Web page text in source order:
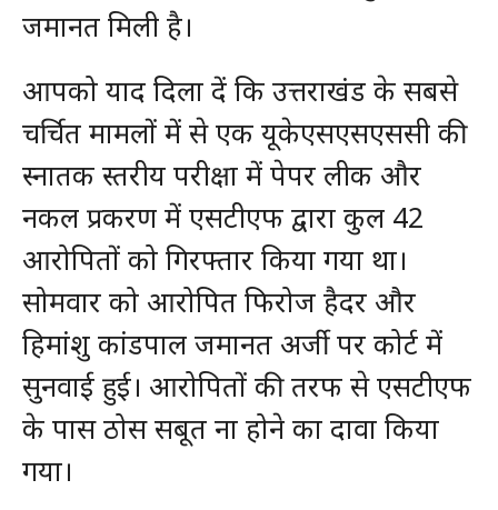
जमानत मिली है।
आपको याद दिला दें कि उत्तराखंड के सबसे
चर्चित मामलों में से एक यूकेएसएसएससी की
स्नातक स्तरीय परीक्षा में पेपर लीक और
नकल प्रकरण में एसटीएफ द्वारा कुल 42
आरोपितों को गिरफ्तार किया गया था।
सोमवार को आरोपित फिरोज हैदर और
हिमांशु कांडपाल जमानत अर्जी पर कोर्ट में
सुनवाई हुई। आरोपितों की तरफ से एसटीएफ
के पास ठोस सबूत ना होने का दावा किया
गया।